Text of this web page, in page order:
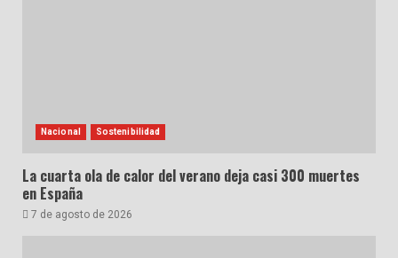
Nacional Sostenibilidad
La cuarta ola de calor del verano deja casi 300 muertes
en España
7 de agosto de 2026